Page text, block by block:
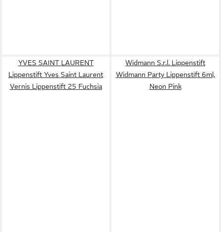
YVES SAINT LAURENT
Lippenstift Yves Saint Laurent
Vernis Lippenstift 25 Fuchsia
Widmann S.r.l. Lippenstift
Widmann Party Lippenstift 6ml,
Neon Pink